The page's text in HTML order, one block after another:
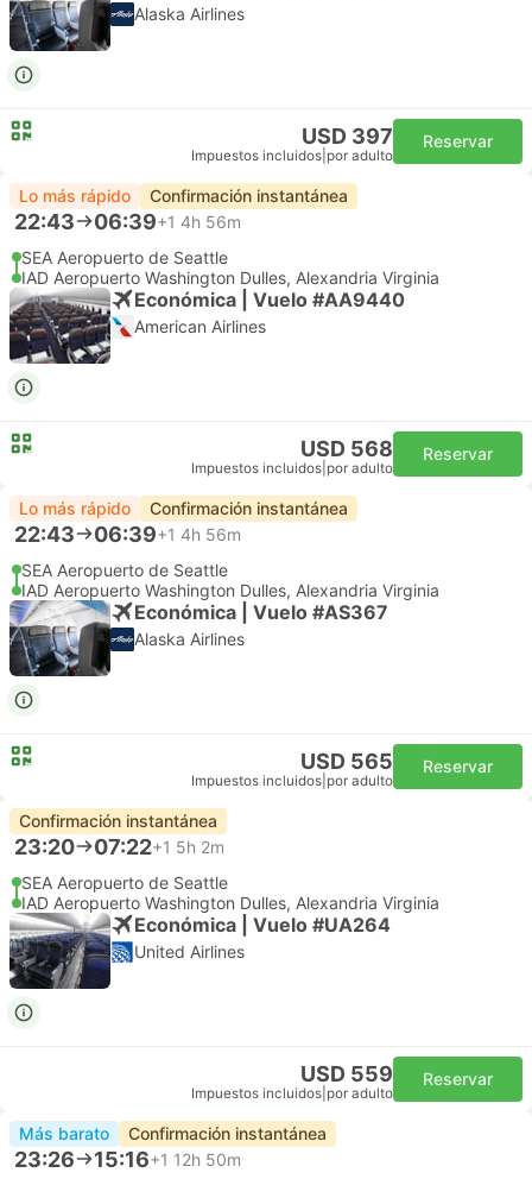
Alaska Airlines
USD 397
Impuestos incluidos por adulto
Reservar
Lo más rápido Confirmación instantánea
22:43 06:39+1 4h 56m
SEA Aeropuerto de Seattle
IAD Aeropuerto Washington Dulles, Alexandria Virginia
Económica | Vuelo #AA9440
American Airlines
USD 568
Impuestos incluidos por adulto
Reservar
Lo más rápido Confirmación instantánea
22:43 06:39+1 4h 56m
SEA Aeropuerto de Seattle
IAD Aeropuerto Washington Dulles, Alexandria Virginia
Económica | Vuelo #AS367
Alaska Airlines
USD 565
Impuestos incluidos por adulto
Reservar
Confirmación instantánea
23:20 07:22+1 5h 2m
SEA Aeropuerto de Seattle
IAD Aeropuerto Washington Dulles, Alexandria Virginia
Económica | Vuelo #UA264
United Airlines
USD 559
Impuestos incluidos por adulto
Reservar
Más barato Confirmación instantánea
23:26 15:16+1 12h 50m